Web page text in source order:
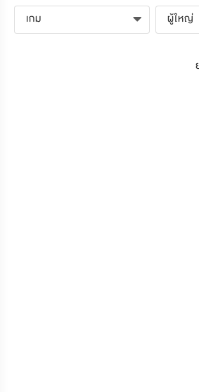
เกม ผู้ใหญ่